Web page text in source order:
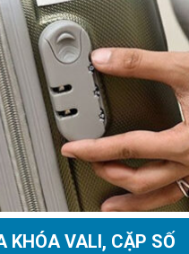
KHÓA VALI, CẶP SỐ